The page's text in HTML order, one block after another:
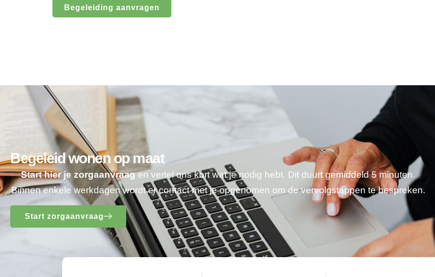
Begeleiding aanvragen
Begeleid wonen op maat
Start hier je zorgaanvraagen vertel ons kort wat je nodig hebt. Dit duurt gemiddeld 5 minuten.
Binnen enkele werkdagen wordt er contact met je opgenomen om de vervolgstappen te bespreken.
Start zorgaanvraag